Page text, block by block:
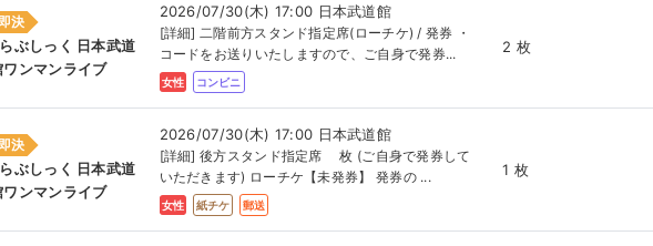
決
ぶしっく 日本武道
ワンマンライブ
2026/07/30(木) 17:00 日本武道館
[詳細] 二階前方スタンド指定席(ローチケ) / 発券 ・
コードをお送りいたしますので、ご自身で発券...
女性 コンビニ
2 枚
決
ぶしっく 日本武道
ワンマンライブ
2026/07/30(木) 17:00 日本武道館
[詳細] 後方スタンド指定席 枚 (ご自身で発券して
いただきます) ローチケ【未発券】 発券の ...
女性 紙チケ 郵送
1 枚